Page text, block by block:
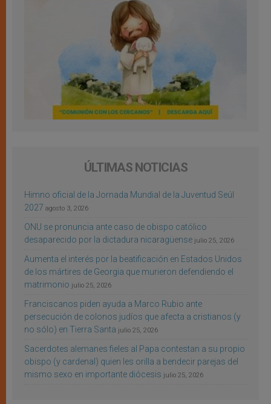
ÚLTIMAS NOTICIAS
Himno oficial de la Jornada Mundial de la Juventud Seúl
2027 agosto 3, 2026
ONU se pronuncia ante caso de obispo católico
desaparecido por la dictadura nicaragüense julio 25, 2026
Aumenta el interés por la beatificación en Estados Unidos
de los mártires de Georgia que murieron defendiendo el
matrimonio julio 25, 2026
Franciscanos piden ayuda a Marco Rubio ante
persecución de colonos judíos que afecta a cristianos (y
no sólo) en Tierra Santa julio 25, 2026
Sacerdotes alemanes fieles al Papa contestan a su propio
obispo (y cardenal) quien les orilla a bendecir parejas del
mismo sexo en importante diócesis julio 25, 2026